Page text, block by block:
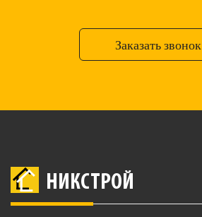
Заказать звонок
НИКСТРОЙ